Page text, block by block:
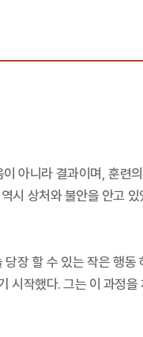
아니라 결과이며, 훈련
시 상처와 불안을 안고
장 할 수 있는 작은 행동
시작했다. 그는 이 과정